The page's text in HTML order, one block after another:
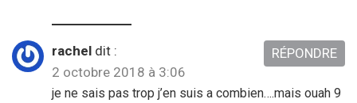
rachel dit :
2 octobre 2018 à 3:06
je ne sais pas trop j’en suis a combien….mais ouah 9
RÉPONDRE